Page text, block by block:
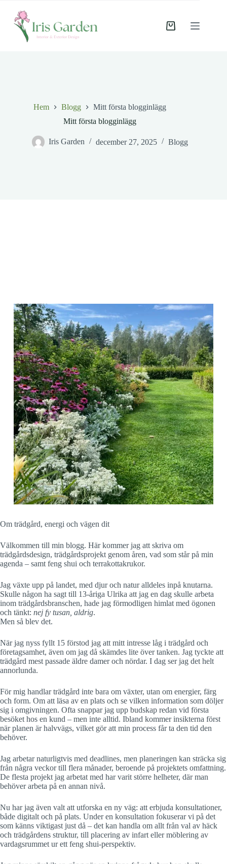
innehåll
Varukorg
Hem Blogg
Mitt första blogginlägg
Mitt första blogginlägg
Iris Garden december 27, 2025 Blogg
Om trädgård, energi och vägen dit
Välkommen till min blogg. Här kommer jag att skriva om
trädgårdsdesign, trädgårdsprojekt genom åren, vad som står på min
agenda – samt feng shui och terrakottakrukor.
Jag växte upp på landet, med djur och natur alldeles inpå knutarna.
Skulle någon ha sagt till 13-åriga Ulrika att jag en dag skulle arbeta
inom trädgårdsbranschen, hade jag förmodligen himlat med ögonen
och tänkt: nej fy tusan, aldrig.
Men så blev det.
När jag nyss fyllt 15 förstod jag att mitt intresse låg i trädgård och
företagsamhet, även om jag då skämdes lite över tanken. Jag tyckte att
trädgård mest passade äldre damer och nördar. I dag ser jag det helt
annorlunda.
För mig handlar trädgård inte bara om växter, utan om energier, färg
och form. Om att läsa av en plats och se vilken information som döljer
sig i omgivningen. Ofta snappar jag upp budskap redan vid första
besöket hos en kund – men inte alltid. Ibland kommer insikterna först
när planen är halvvägs, vilket gör att min process får ta den tid den
behöver.
Jag arbetar naturligtvis med deadlines, men planeringen kan sträcka sig
från några veckor till flera månader, beroende på projektets omfattning.
De flesta projekt jag arbetat med har varit större helheter, där man
behöver arbeta på en annan nivå.
Nu har jag även valt att utforska en ny väg: att erbjuda konsultationer,
både digitalt och på plats. Under en konsultation fokuserar vi på det
som känns viktigast just då – det kan handla om allt från val av häck
och trädgårdens struktur, till placering av infart eller möblering av
vardagsrummet ur ett feng shui-perspektiv.